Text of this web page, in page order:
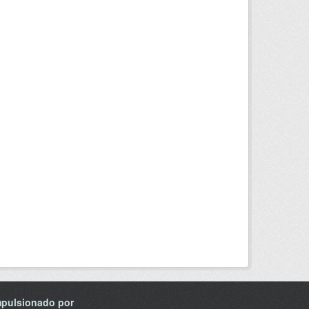
por